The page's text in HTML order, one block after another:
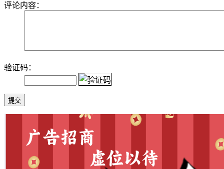
评论内容：
验证码：